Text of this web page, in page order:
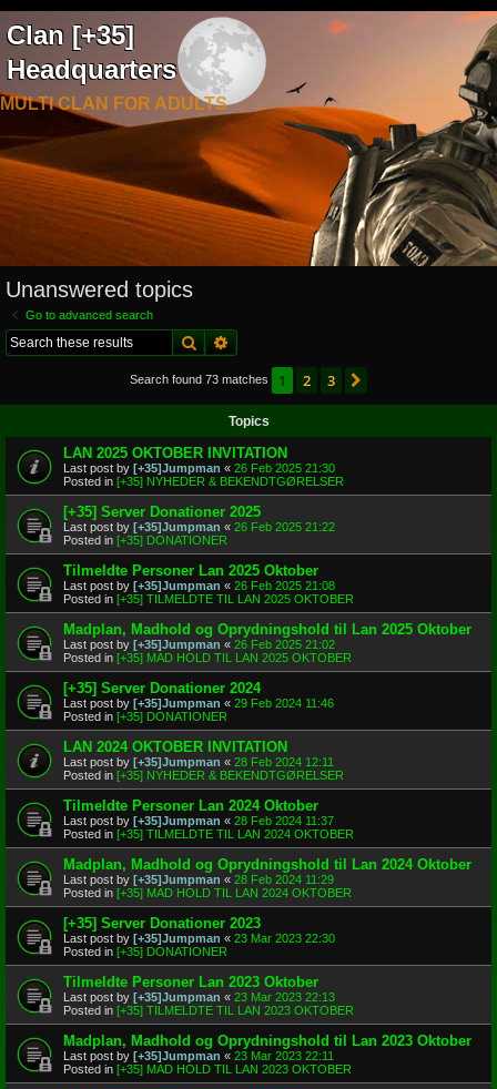
Clan [+35]
Headquarters
MULTI CLAN FOR ADULTS
Unanswered topics
Go to advanced search
Search
Search found 73 matches 1 2 3
Topics
LAN 2025 OKTOBER INVITATION
Last post by [+35]Jumpman « 26 Feb 2025 21:30
Posted in [+35] NYHEDER & BEKENDTGØRELSER
[+35] Server Donationer 2025
Last post by [+35]Jumpman « 26 Feb 2025 21:22
Posted in [+35] DONATIONER
Tilmeldte Personer Lan 2025 Oktober
Last post by [+35]Jumpman « 26 Feb 2025 21:08
Posted in [+35] TILMELDTE TIL LAN 2025 OKTOBER
Madplan, Madhold og Oprydningshold til Lan 2025 Oktober
Last post by [+35]Jumpman « 26 Feb 2025 21:02
Posted in [+35] MAD HOLD TIL LAN 2025 OKTOBER
[+35] Server Donationer 2024
Last post by [+35]Jumpman « 29 Feb 2024 11:46
Posted in [+35] DONATIONER
LAN 2024 OKTOBER INVITATION
Last post by [+35]Jumpman « 28 Feb 2024 12:11
Posted in [+35] NYHEDER & BEKENDTGØRELSER
Tilmeldte Personer Lan 2024 Oktober
Last post by [+35]Jumpman « 28 Feb 2024 11:37
Posted in [+35] TILMELDTE TIL LAN 2024 OKTOBER
Madplan, Madhold og Oprydningshold til Lan 2024 Oktober
Last post by [+35]Jumpman « 28 Feb 2024 11:29
Posted in [+35] MAD HOLD TIL LAN 2024 OKTOBER
[+35] Server Donationer 2023
Last post by [+35]Jumpman « 23 Mar 2023 22:30
Posted in [+35] DONATIONER
Tilmeldte Personer Lan 2023 Oktober
Last post by [+35]Jumpman « 23 Mar 2023 22:13
Posted in [+35] TILMELDTE TIL LAN 2023 OKTOBER
Madplan, Madhold og Oprydningshold til Lan 2023 Oktober
Last post by [+35]Jumpman « 23 Mar 2023 22:11
Posted in [+35] MAD HOLD TIL LAN 2023 OKTOBER